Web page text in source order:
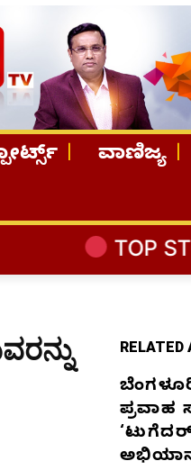
ವಾಣಿಜ್ಯ
STORIES
RELATED
ಪ್ರವಾಹ